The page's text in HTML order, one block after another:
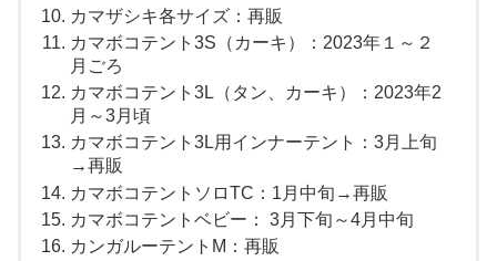
カマザシキ各サイズ：再販
カマボコテント3S（カーキ）：2023年１～２
月ごろ
カマボコテント3L（タン、カーキ）：2023年2
月～3月頃
カマボコテント3L用インナーテント：3月上旬
→再販
カマボコテントソロTC：1月中旬→再販
カマボコテントベビー： 3月下旬～4月中旬
カンガルーテントM：再販